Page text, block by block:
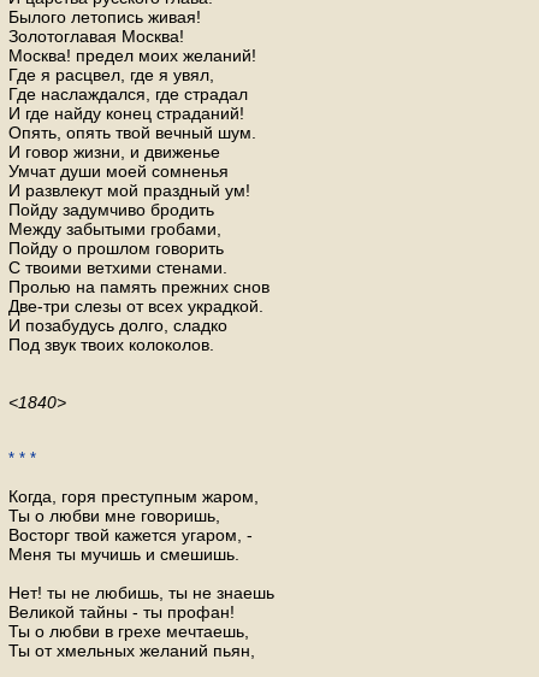
Былого летопись живая!
Золотоглавая Москва!
Москва! предел моих желаний!
Где я расцвел, где я увял,
Где наслаждался, где страдал
И где найду конец страданий!
Опять, опять твой вечный шум.
И говор жизни, и движенье
Умчат души моей сомненья
И развлекут мой праздный ум!
Пойду задумчиво бродить
Между забытыми гробами,
Пойду о прошлом говорить
С твоими ветхими стенами.
Пролью на память прежних снов
Две-три слезы от всех украдкой.
И позабудусь долго, сладко
Под звук твоих колоколов.
<1840>
* * *
Когда, горя преступным жаром,
Ты о любви мне говоришь,
Восторг твой кажется угаром, -
Меня ты мучишь и смешишь.
Нет! ты не любишь, ты не знаешь
Великой тайны - ты профан!
Ты о любви в грехе мечтаешь,
Ты от хмельных желаний пьян,